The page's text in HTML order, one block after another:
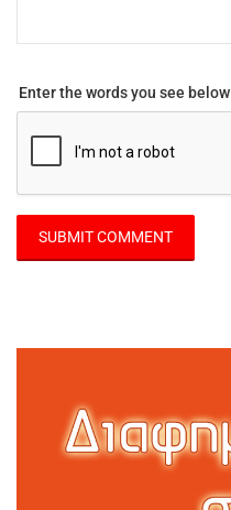
Enter the words you see below